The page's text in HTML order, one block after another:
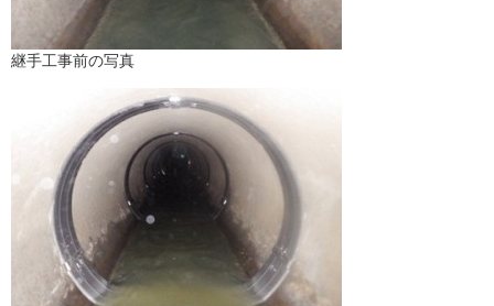
継手工事前の写真